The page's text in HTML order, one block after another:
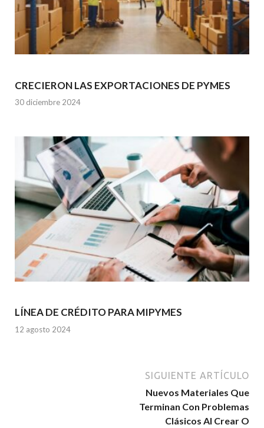
CRECIERON LAS EXPORTACIONES DE PYMES
30 diciembre 2024
LÍNEA DE CRÉDITO PARA MIPYMES
12 agosto 2024
SIGUIENTE ARTÍCULO
Nuevos Materiales Que
Terminan Con Problemas
Clásicos Al Crear O